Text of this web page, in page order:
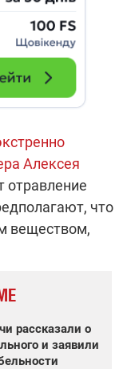
Алексея
отравление
что
веществом,
рассказали о
и заявили